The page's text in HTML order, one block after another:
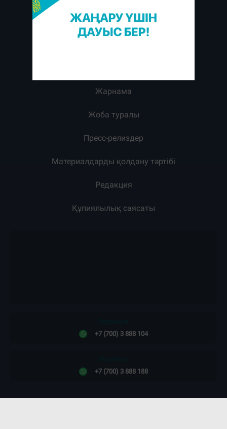
Жарнама
Жоба туралы
Пресс-релиздер
Материалдарды қолдану тәртібі
Редакция
Құпиялылық саясаты
+7 (700) 3 888 104
+7 (700) 3 888 188